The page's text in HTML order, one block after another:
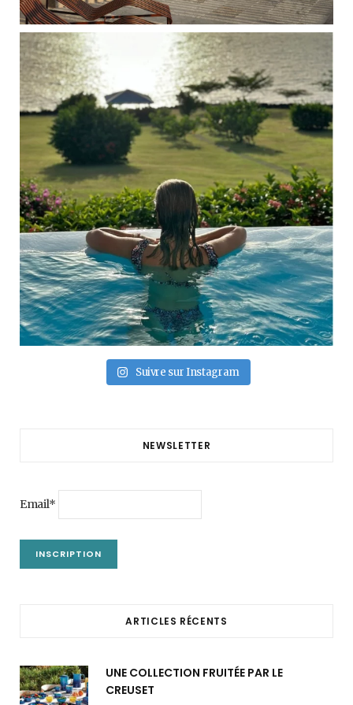
Suivre sur Instagram
NEWSLETTER
Email*
ARTICLES RÉCENTS
UNE COLLECTION FRUITÉE PAR LE
CREUSET